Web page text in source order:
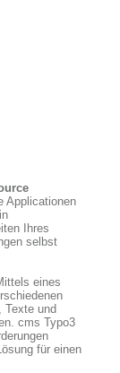
Applicationen
Ihres
selbst
eines
Texte und
cms Typo3
für einen